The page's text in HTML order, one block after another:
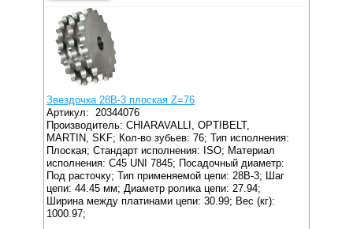
Звездочка 28B-3 плоская Z=76
Артикул: 20344076
Производитель: CHIARAVALLI, OPTIBELT,
MARTIN, SKF; Кол-во зубьев: 76; Тип исполнения:
Плоская; Стандарт исполнения: ISO; Материал
исполнения: C45 UNI 7845; Посадочный диаметр:
Под расточку; Тип применяемой цепи: 28B-3;
Шаг
цепи: 44.45 мм; Диаметр ролика цепи: 27.94;
Ширина между платинами цепи: 30.99; Вес (кг):
1000.97;